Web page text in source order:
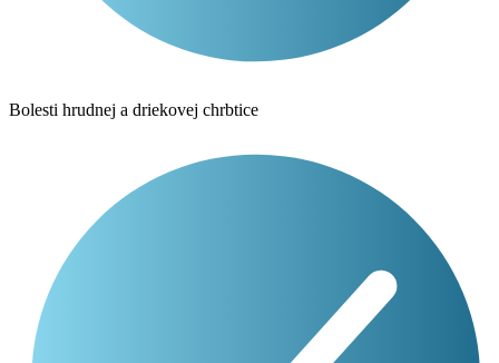
Bolesti hrudnej a driekovej chrbtice